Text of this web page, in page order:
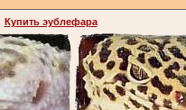
Купить эублефара